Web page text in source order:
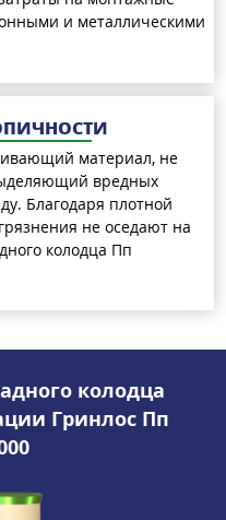
и металлическими
материал, не
вредных
Благодаря плотной
не оседают на
колодца Пп
колодца
Гринлос Пп